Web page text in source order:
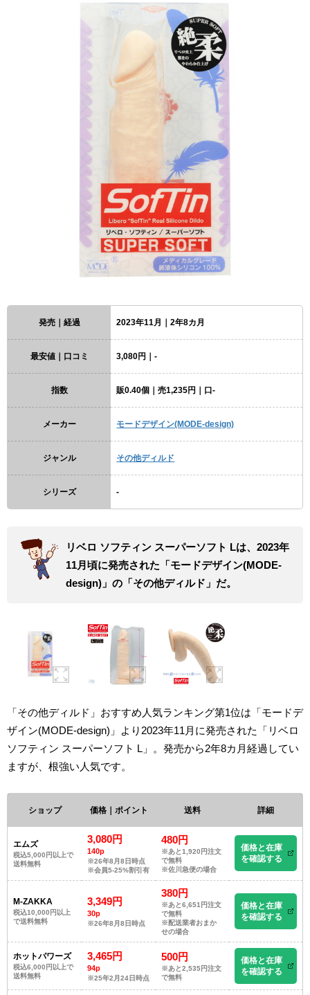
発売｜経過 2023年11月｜2年8カ月
最安値｜口コミ 3,080円｜-
指数 販0.40個｜売1,235円｜口-
メーカー モードデザイン(MODE-design)
ジャンル その他ディルド
シリーズ -
リベロ ソフティン スーパーソフト Lは、2023年
11月頃に発売された「モードデザイン(MODE-
design)」の「その他ディルド」だ。
「その他ディルド」おすすめ人気ランキング第1位は「モードデ
ザイン(MODE-design)」より2023年11月に発売された「リベロ
ソフティン スーパーソフト L」。発売から2年8カ月経過してい
ますが、根強い人気です。
ショップ 価格｜ポイント 送料 詳細
エムズ
税込5,000円以上で
送料無料
3,080円
140p
※26年8月8日時点
※会員5-25%割引有
480円
※あと1,920円注文
で無料
※佐川急便の場合
価格と在庫
を確認する
M-ZAKKA
税込10,000円以上
で送料無料
3,349円
30p
※26年8月8日時点
380円
※あと6,651円注文
で無料
※配送業者おまか
せの場合
価格と在庫
を確認する
ホットパワーズ
税込6,000円以上で
送料無料
3,465円
94p
※25年2月24日時点
500円
※あと2,535円注文
で無料
価格と在庫
を確認する